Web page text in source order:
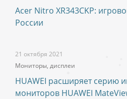
Acer Nitro XR343CKP:
России
21 октября 2021
Мониторы, дисплеи
HUAWEI расширяет серию
мониторов HUAWEI